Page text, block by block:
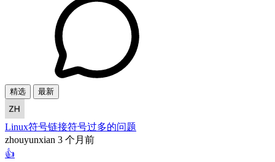
精选 最新
Linux符号链接符号过多的问题
zhouyunxian 3 个月前
👍